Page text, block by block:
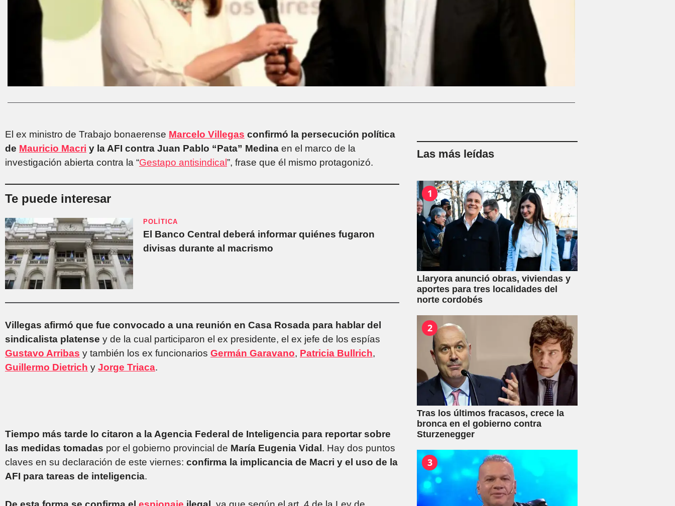
El ex ministro de Trabajo bonaerense Marcelo Villegas confirmó la persecución política
de Mauricio Macri y la AFI contra Juan Pablo “Pata” Medina en el marco de la
investigación abierta contra la “Gestapo antisindical ”, frase que él mismo protagonizó.
Te puede interesar
POLÍTICA
El Banco Central deberá informar quiénes fugaron
divisas durante al macrismo
Villegas afirmó que fue convocado a una reunión en Casa Rosada para hablar del
sindicalista platense y de la cual participaron el ex presidente, el ex jefe de los espías
Gustavo Arribas y también los ex funcionarios Germán Garavano, Patricia Bullrich,
Guillermo Dietrich y Jorge Triaca.
Tiempo más tarde lo citaron a la Agencia Federal de Inteligencia para reportar sobre
las medidas tomadas por el gobierno provincial de María Eugenia Vidal. Hay dos puntos
claves en su declaración de este viernes: confirma la implicancia de Macri y el uso de la
AFI para tareas de inteligencia.
Las más leídas
1
Llaryora anunció obras, viviendas y
aportes para tres localidades del
norte cordobés
2
Tras los últimos fracasos, crece la
bronca en el gobierno contra
Sturzenegger
3